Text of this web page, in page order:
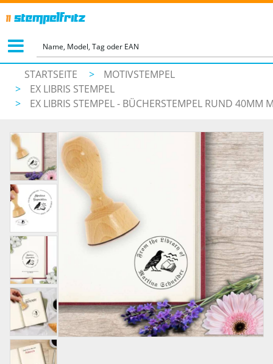
STARTSEITE >
MOTIVSTEMPEL
>
EX LIBRIS STEMPEL
>
EX LIBRIS STEMPEL - BÜCHERSTEMPEL RUND 40MM